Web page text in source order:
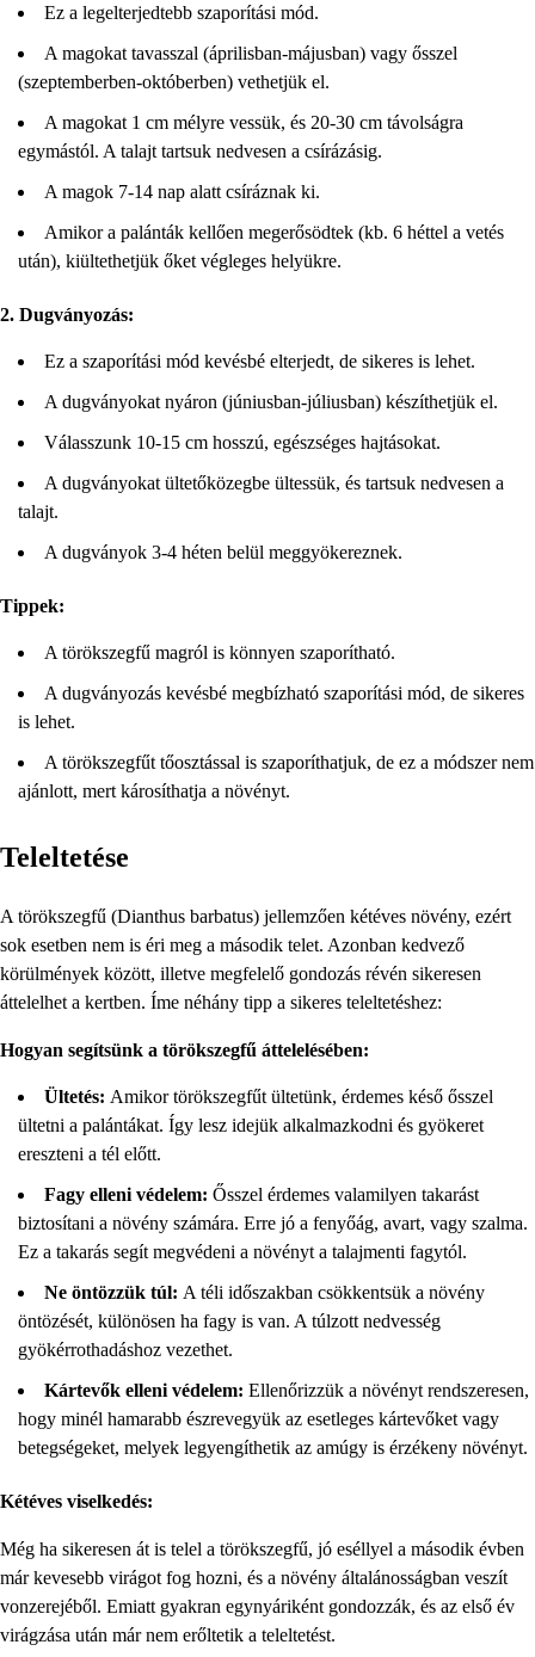
Ez a legelterjedtebb szaporítási mód.
A magokat tavasszal (áprilisban-májusban) vagy ősszel
(szeptemberben-októberben) vethetjük el.
A magokat 1 cm mélyre vessük, és 20-30 cm távolságra
egymástól. A talajt tartsuk nedvesen a csírázásig.
A magok 7-14 nap alatt csíráznak ki.
Amikor a palánták kellően megerősödtek (kb. 6 héttel a vetés
után), kiültethetjük őket végleges helyükre.
2. Dugványozás:
Ez a szaporítási mód kevésbé elterjedt, de sikeres is lehet.
A dugványokat nyáron (júniusban-júliusban) készíthetjük el.
Válasszunk 10-15 cm hosszú, egészséges hajtásokat.
A dugványokat ültetőközegbe ültessük, és tartsuk nedvesen a
talajt.
A dugványok 3-4 héten belül meggyökereznek.
Tippek:
A törökszegfű magról is könnyen szaporítható.
A dugványozás kevésbé megbízható szaporítási mód, de sikeres
is lehet.
A törökszegfűt tőosztással is szaporíthatjuk, de ez a módszer nem
ajánlott, mert károsíthatja a növényt.
Teleltetése
A törökszegfű (Dianthus barbatus) jellemzően kétéves növény, ezért
sok esetben nem is éri meg a második telet. Azonban kedvező
körülmények között, illetve megfelelő gondozás révén sikeresen
áttelelhet a kertben. Íme néhány tipp a sikeres teleltetéshez:
Hogyan segítsünk a törökszegfű áttelelésében:
Ültetés: Amikor törökszegfűt ültetünk, érdemes késő ősszel
ültetni a palántákat. Így lesz idejük alkalmazkodni és gyökeret
ereszteni a tél előtt.
Fagy elleni védelem: Ősszel érdemes valamilyen takarást
biztosítani a növény számára. Erre jó a fenyőág, avart, vagy szalma.
Ez a takarás segít megvédeni a növényt a talajmenti fagytól.
Ne öntözzük túl: A téli időszakban csökkentsük a növény
öntözését, különösen ha fagy is van. A túlzott nedvesség
gyökérrothadáshoz vezethet.
Kártevők elleni védelem: Ellenőrizzük a növényt rendszeresen,
hogy minél hamarabb észrevegyük az esetleges kártevőket vagy
betegségeket, melyek legyengíthetik az amúgy is érzékeny növényt.
Kétéves viselkedés:
Még ha sikeresen át is telel a törökszegfű, jó eséllyel a második évben
már kevesebb virágot fog hozni, és a növény általánosságban veszít
vonzerejéből. Emiatt gyakran egynyáriként gondozzák, és az első év
virágzása után már nem erőltetik a teleltetést.